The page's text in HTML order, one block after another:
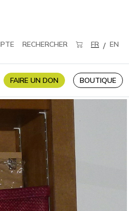
RECHERCHER FR / EN
FAIRE UN DON BOUTIQUE